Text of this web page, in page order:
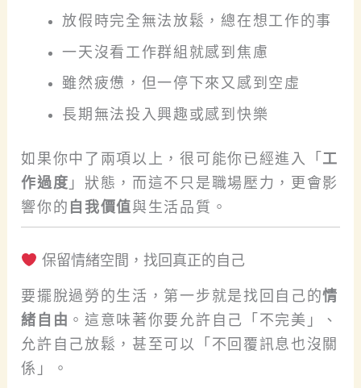
放假時完全無法放鬆，總在想工作的事
一天沒看工作群組就感到焦慮
雖然疲憊，但一停下來又感到空虛
長期無法投入興趣或感到快樂
如果你中了兩項以上，很可能你已經進入「 工
作過度 」狀態，而這不只是職場壓力，更會影
響你的 自我價值與生活品質。
保留情緒空間，找回真正的自己
要擺脫過勞的生活，第一步就是找回自己的情
緒自由 。這意味著你要允許自己「不完美」、
允許自己放鬆，甚至可以「不回覆訊息也沒關
係」。